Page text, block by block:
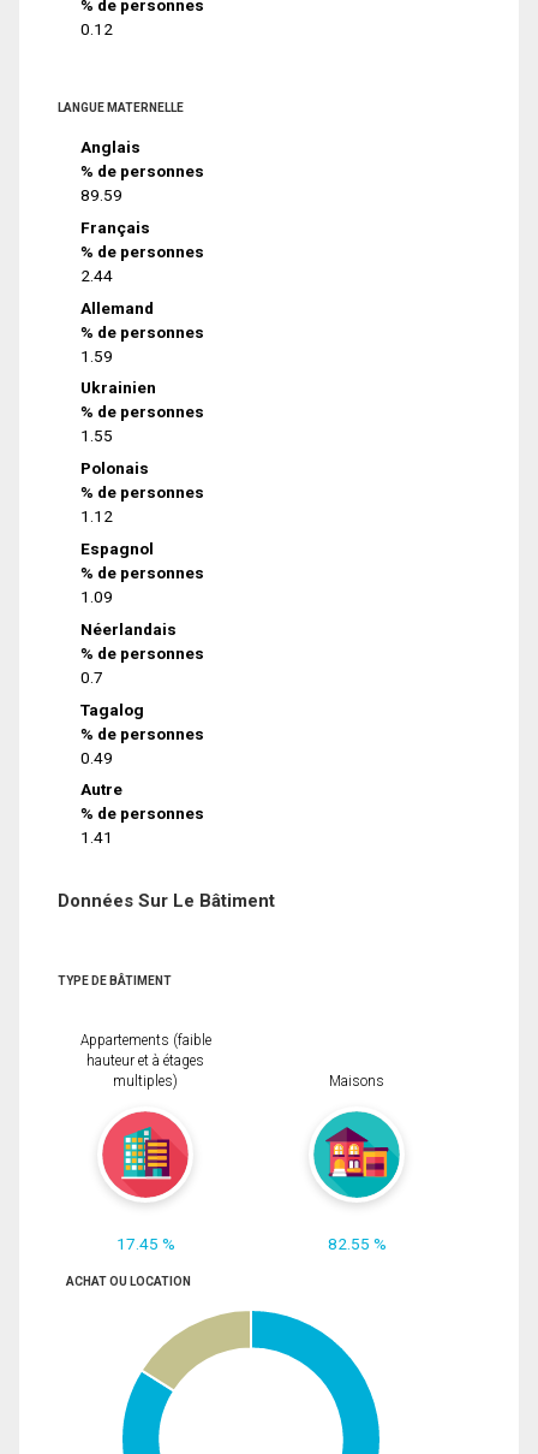
% de personnes
0.12
LANGUE MATERNELLE
Anglais
% de personnes
89.59
Français
% de personnes
2.44
Allemand
% de personnes
1.59
Ukrainien
% de personnes
1.55
Polonais
% de personnes
1.12
Espagnol
% de personnes
1.09
Néerlandais
% de personnes
0.7
Tagalog
% de personnes
0.49
Autre
% de personnes
1.41
Données Sur Le Bâtiment
TYPE DE BÂTIMENT
Appartements (faible
hauteur et à étages
multiples)
17.45 %
Maisons
82.55 %
ACHAT OU LOCATION